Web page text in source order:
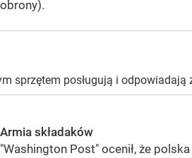
obrony).
sprzętem posługują i odpowiadają
Armia składaków
"Washington Post" ocenił, że